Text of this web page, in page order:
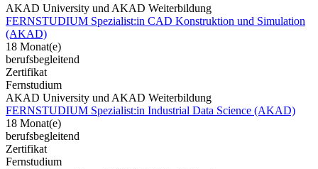
AKAD University und AKAD Weiterbildung
FERNSTUDIUM Spezialist:in CAD Konstruktion und Simulation
(AKAD)
18 Monat(e)
berufsbegleitend
Zertifikat
Fernstudium
AKAD University und AKAD Weiterbildung
FERNSTUDIUM Spezialist:in Industrial Data Science (AKAD)
18 Monat(e)
berufsbegleitend
Zertifikat
Fernstudium